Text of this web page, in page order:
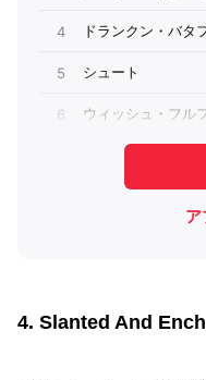
4. Slanted And